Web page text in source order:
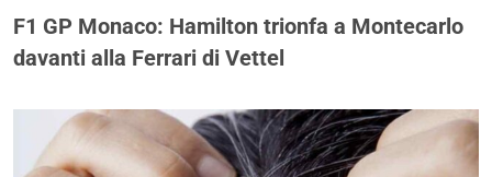
F1 GP Monaco: Hamilton trionfa a Montecarlo
davanti alla Ferrari di Vettel